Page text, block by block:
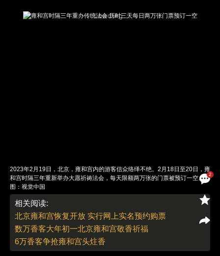
2
2023年2月19日，北京，雍和宫内的游客信众络绎不绝。2月18日至20日，雍
和宫时隔三年重新举办大愿祈祷法会，每天限额两万张的门票被预订一空。
图：视觉中国
责任编辑：董德 朱传涛（实习） | 版面编辑：朱传涛
相关阅读:
北京雍和宫恢复开放 实行网上实名预约购票
数万香客大年初一北京雍和宫敬香祈福
6万香客争抢雍和宫头炷香